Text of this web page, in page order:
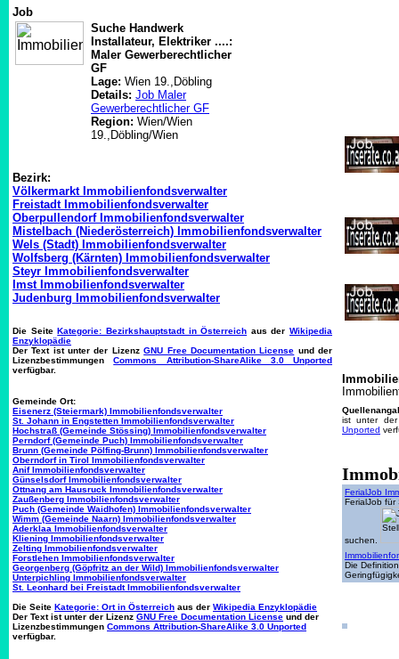
Job
Suche Handwerk
Installateur, Elektriker ....:
Maler Gewerberechtlicher
GF
Lage: Wien 19.,Döbling
Details: Job Maler
Gewerberechtlicher GF
Region: Wien/Wien
19.,Döbling/Wien
Bezirk:
Völkermarkt Immobilienfondsverwalter
Freistadt Immobilienfondsverwalter
Oberpullendorf Immobilienfondsverwalter
Mistelbach (Niederösterreich) Immobilienfondsverwalter
Wels (Stadt) Immobilienfondsverwalter
Wolfsberg (Kärnten) Immobilienfondsverwalter
Steyr Immobilienfondsverwalter
Imst Immobilienfondsverwalter
Judenburg Immobilienfondsverwalter
Die SeiteKategorie: Bezirkshauptstadt in Österreich aus der Wikipedia
Enzyklopädie
Der Text ist unter der LizenzGNU Free Documentation License und der
LizenzbestimmungenCommons Attribution-ShareAlike 3.0 Unported
verfügbar.
Gemeinde Ort:
Eisenerz (Steiermark) Immobilienfondsverwalter
St. Johann in Engstetten Immobilienfondsverwalter
Hochstraß (Gemeinde Stössing) Immobilienfondsverwalter
Perndorf (Gemeinde Puch) Immobilienfondsverwalter
Brunn (Gemeinde Pölfing-Brunn) Immobilienfondsverwalter
Oberndorf in Tirol Immobilienfondsverwalter
Anif Immobilienfondsverwalter
Günselsdorf Immobilienfondsverwalter
Ottnang am Hausruck Immobilienfondsverwalter
Zaußenberg Immobilienfondsverwalter
Puch (Gemeinde Waidhofen) Immobilienfondsverwalter
Wimm (Gemeinde Naarn) Immobilienfondsverwalter
Aderklaa Immobilienfondsverwalter
Kliening Immobilienfondsverwalter
Zelting Immobilienfondsverwalter
Forstlehen Immobilienfondsverwalter
Georgenberg (Göpfritz an der Wild) Immobilienfondsverwalter
Unterpichling Immobilienfondsverwalter
St. Leonhard bei Freistadt Immobilienfondsverwalter
Die Seite Kategorie: Ort in Österreich aus der Wikipedia Enzyklopädie
Der Text ist unter der Lizenz GNU Free Documentation License und der
Lizenzbestimmungen Commons Attribution-ShareAlike 3.0 Unported
verfügbar.
ist unter
Unported
FerialJob
FerialJob für
suchen.
Die